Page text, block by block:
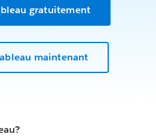
gratuitement
maintenant